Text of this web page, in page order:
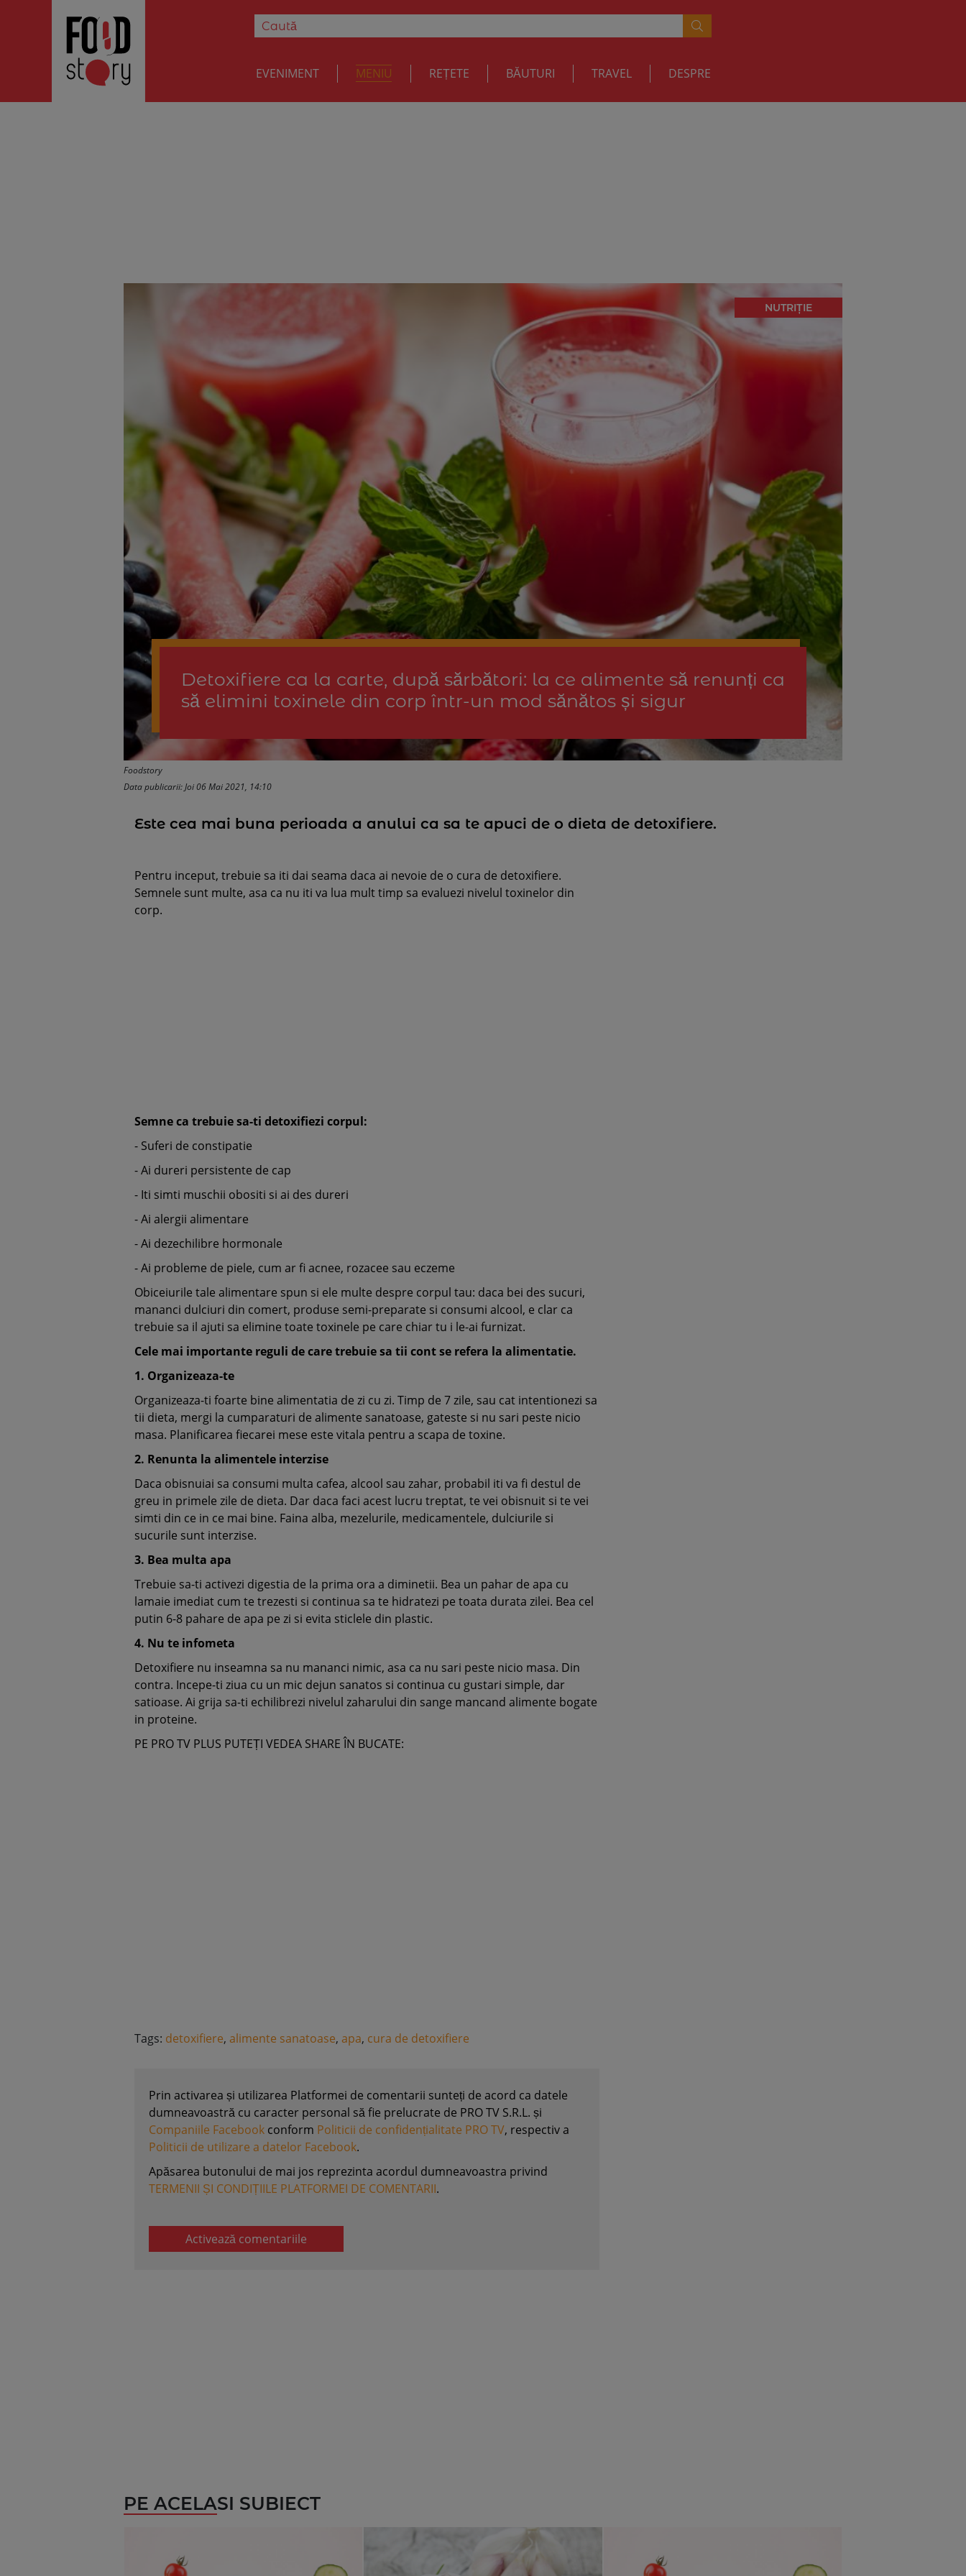
EVENIMENT MENIU REȚETE BĂUTURI TRAVEL DESPRE
NUTRIȚIE
Detoxifiere ca la carte, după sărbători: la ce alimente să renunți ca
să elimini toxinele din corp într-un mod sănătos și sigur
Foodstory
Data publicarii: Joi 06 Mai 2021, 14:10
Este cea mai buna perioada a anului ca sa te apuci de o dieta de detoxifiere.
Pentru inceput, trebuie sa iti dai seama daca ai nevoie de o cura de detoxifiere.
Semnele sunt multe, asa ca nu iti va lua mult timp sa evaluezi nivelul toxinelor din
corp.
Semne ca trebuie sa-ti detoxifiezi corpul:
- Suferi de constipatie
-Ai dureri persistente de cap
- Iti simti muschii obositi si ai des dureri
-Ai alergii alimentare
-Ai dezechilibre hormonale
-Ai probleme de piele, cum ar fi acnee, rozacee sau eczeme
Obiceiurile tale alimentare spun si ele multe despre corpul tau: daca bei des sucuri,
mananci dulciuri din comert, produse semi-preparate si consumi alcool, e clar ca
trebuie sa il ajuti sa elimine toate toxinele pe care chiar tu i le-ai furnizat.
Cele mai importante reguli de care trebuie sa tii cont se refera la alimentatie.
1. Organizeaza-te
Organizeaza-ti foarte bine alimentatia de zi cu zi. Timp de 7 zile, sau cat intentionezi sa
tii dieta, mergi la cumparaturi de alimente sanatoase, gateste si nu sari peste nicio
masa. Planificarea fiecarei mese este vitala pentru a scapa de toxine.
2. Renunta la alimentele interzise
Daca obisnuiai sa consumi multa cafea, alcool sau zahar, probabil iti va fi destul de
greu in primele zile de dieta. Dar daca faci acest lucru treptat, te vei obisnuit si te vei
simti din ce in ce mai bine. Faina alba, mezelurile, medicamentele, dulciurile si
sucurile sunt interzise.
3. Bea multa apa
Trebuie sa-ti activezi digestia de la prima ora a diminetii. Bea un pahar de apa cu
lamaie imediat cum te trezesti si continua sa te hidratezi pe toata durata zilei. Bea cel
putin 6-8 pahare de apa pe zi si evita sticlele din plastic.
4. Nu te infometa
Detoxifiere nu inseamna sa nu mananci nimic, asa ca nu sari peste nicio masa. Din
contra. Incepe-ti ziua cu un mic dejun sanatos si continua cu gustari simple, dar
satioase. Ai grija sa-ti echilibrezi nivelul zaharului din sange mancand alimente bogate
in proteine.
PE PRO TV PLUS PUTEȚI VEDEA SHARE ÎN BUCATE:
Tags: detoxifiere, alimente sanatoase, apa, cura de detoxifiere
Prin activarea și utilizarea Platformei de comentarii sunteți de acord ca datele
dumneavoastră cu caracter personal să fie prelucrate de PRO TV S.R.L. și
Companiile Facebook conform Politicii de confidențialitate PRO TV, respectiv a
Politicii de utilizare a datelor Facebook.
Apăsarea butonului de mai jos reprezinta acordul dumneavoastra privind
TERMENII ȘI CONDIȚIILE PLATFORMEI DE COMENTARII.
Activează comentariile
PE ACELASI SUBIECT